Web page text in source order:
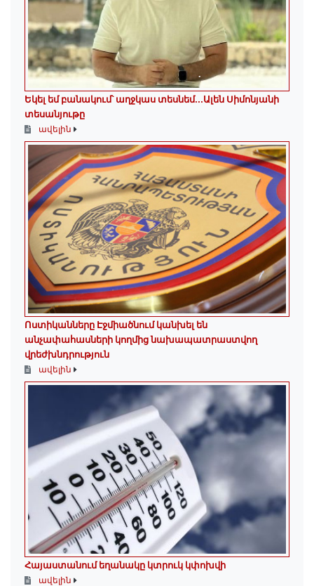
Եկել եմ բանակում՝ աղջկաս տեսնեմ․․․Ալեն Սիմոնյանի
տեսանյութը
ավելին
Ոստիկանները Էջմիածնում կանխել են
անչափահասների կողմից նախապատրաստվող
վրեժխնդրություն
ավելին
Հայաստանում եղանակը կտրուկ կփոխվի
ավելին